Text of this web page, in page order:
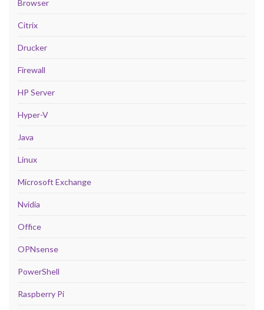
Browser
Citrix
Drucker
Firewall
HP Server
Hyper-V
Java
Linux
Microsoft Exchange
Nvidia
Office
OPNsense
PowerShell
Raspberry Pi